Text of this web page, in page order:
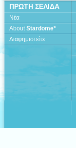
ΠΡΩΤΗ ΣΕΛΙΔΑ
Νέα
AboutStardome*
Διαφημιστείτε